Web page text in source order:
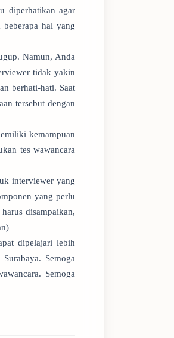
diperhatikan agar
hal yang
Namun, Anda
tidak yakin
berhati-hati. Saat
tersebut dengan
kemampuan
tes wawancara
interviewer yang
yang perlu
disampaikan,
dipelajari lebih
Semoga
Semoga